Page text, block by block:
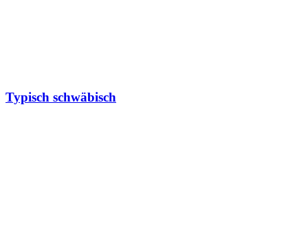
Typisch schwäbisch